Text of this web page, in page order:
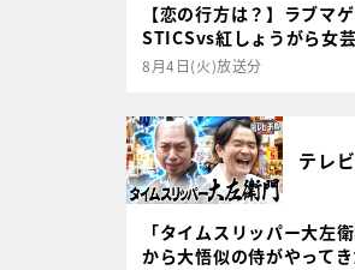
【恋の行方は？】ラブマ
STICSvs紅しょうがら女
8月4日(火)放送分
テレ
「タイムスリッパー大左
から大悟似の侍がやって